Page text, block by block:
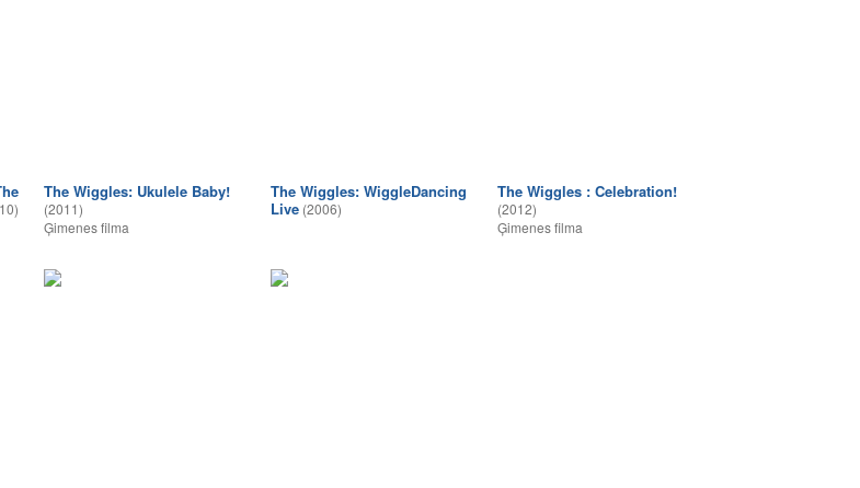
The Wiggles: Ukulele Baby!
(2011)
Ģimenes filma
The Wiggles: WiggleDancing
Live (2006)
The Wiggles : Celebration!
(2012)
Ģimenes filma